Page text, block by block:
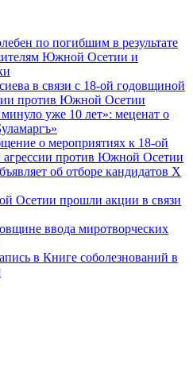
по погибшим в результате
Южной Осетии и
в связи с 18-ой годовщиной
против Южной Осетии
уже 10 лет»: меценат о
о мероприятиях к 18-ой
агрессии против Южной Осетии
об отборе кандидатов Х
Осетии прошли акции в связи
ввода миротворческих
в Книге соболезнований в